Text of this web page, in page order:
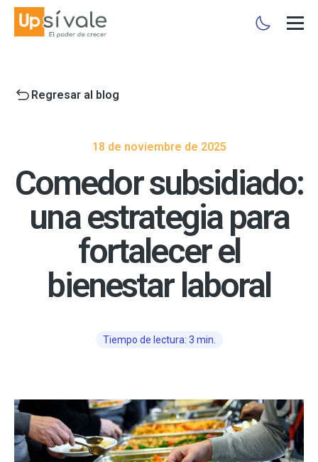
Regresar al blog
18 de noviembre de 2025
Comedor subsidiado:
una estrategia para
fortalecer el
bienestar laboral
Tiempo de lectura: 3 min.